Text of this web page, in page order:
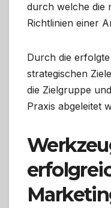
durch welche die
Richtlinien einer
Durch die
strategischen
die Zielgruppe
Praxis abgeleitet